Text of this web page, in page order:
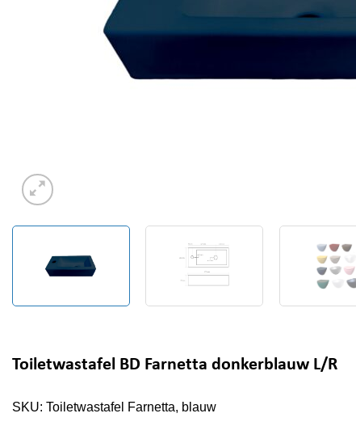
Toiletwastafel BD Farnetta donkerblauw L/R
SKU: Toiletwastafel Farnetta, blauw